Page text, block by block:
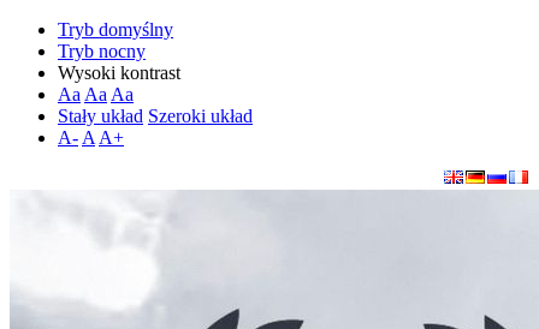
Tryb domyślny
Tryb nocny
Wysoki kontrast
Aa Aa Aa
Stały układ Szeroki układ
A- A A+